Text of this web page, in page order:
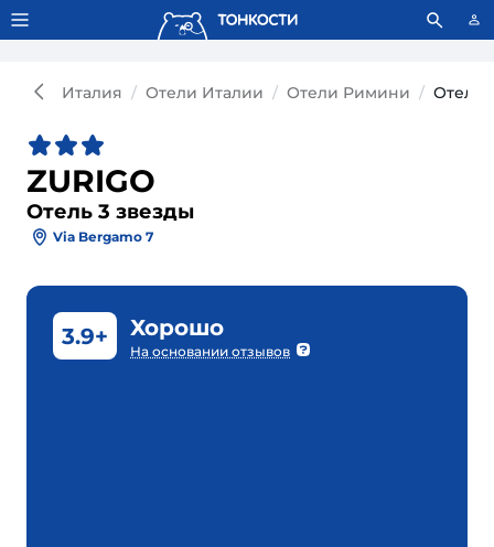
Тонкости используют сookie-файлы. Что это значит?
Италия Отели Италии Отели Римини Отель
ZURIGO
Отель 3 звезды
Via Bergamo 7
3.9+ Хорошо
На основании отзывов